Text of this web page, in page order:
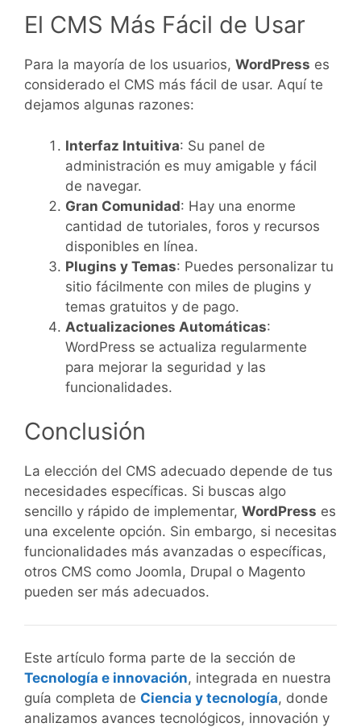
El CMS Más Fácil de Usar
Para la mayoría de los usuarios, WordPress es
considerado el CMS más fácil de usar. Aquí te
dejamos algunas razones:
Interfaz Intuitiva: Su panel de
administración es muy amigable y fácil
de navegar.
Gran Comunidad: Hay una enorme
cantidad de tutoriales, foros y recursos
disponibles en línea.
Plugins y Temas: Puedes personalizar tu
sitio fácilmente con miles de plugins y
temas gratuitos y de pago.
Actualizaciones Automáticas:
WordPress se actualiza regularmente
para mejorar la seguridad y las
funcionalidades.
Conclusión
La elección del CMS adecuado depende de tus
necesidades específicas. Si buscas algo
sencillo y rápido de implementar, WordPress es
una excelente opción. Sin embargo, si necesitas
funcionalidades más avanzadas o específicas,
otros CMS como Joomla, Drupal o Magento
pueden ser más adecuados.
Este artículo forma parte de la sección de
Tecnología e innovación, integrada en nuestra
guía completa de Ciencia y tecnología, donde
analizamos avances tecnológicos, innovación y